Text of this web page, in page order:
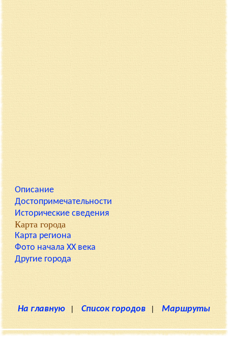
Описание
Достопримечательности
Исторические сведения
Карта города
Карта региона
Фото начала XX века
Другие города
На главную | Список городов | Маршруты